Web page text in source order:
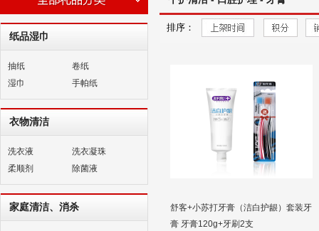
纸品湿巾
抽纸
卷纸
湿巾
手帕纸
衣物清洁
洗衣液
洗衣凝珠
柔顺剂
除菌液
家庭清洁、消杀
排序：
舒客+小苏打牙膏（洁白护龈）套装牙
膏 牙膏120g+牙刷2支